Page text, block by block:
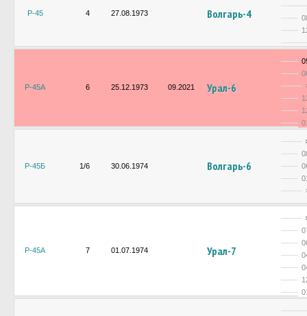
Р-45 4 27.08.1973 Волгарь-4
Р-45А 6 25.12.1973 09.2021 Урал-6
Р-45Б 1/6 30.06.1974 Волгарь-6
Р-45А 7 01.07.1974 Урал-7